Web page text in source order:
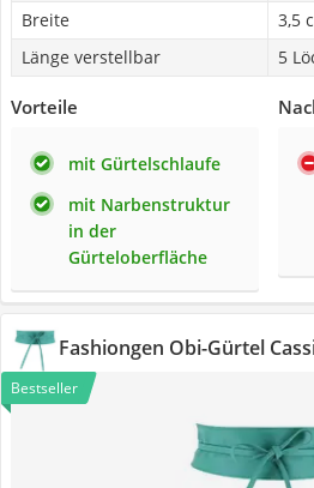
Breite
3,5
Länge verstellbar
5
Vorteile
mit Gürtelschlaufe
mit Narbenstruktur
in der
Gürteloberfläche
Fashiongen Obi-Gürtel
Bestseller